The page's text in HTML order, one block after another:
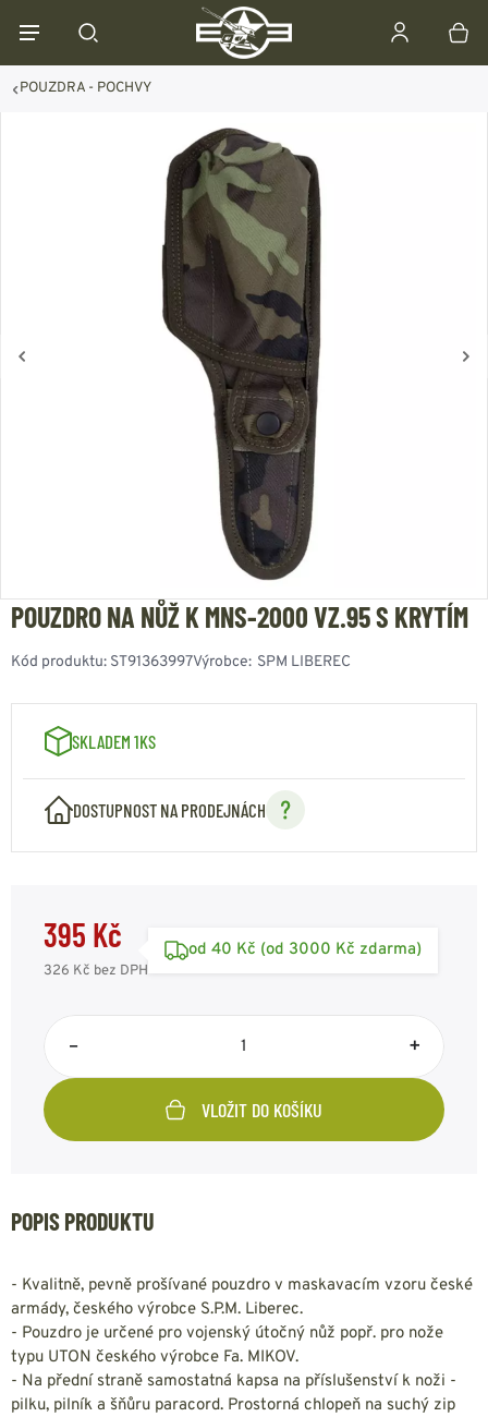
POUZDRA - POCHVY
POUZDRO NA NŮŽ K MNS-2000 VZ.95 S KRYTÍM
Kód produktu: ST91363997Výrobce: SPM LIBEREC
SKLADEM 1KS
DOSTUPNOST NA PRODEJNÁCH
395 Kč
326 Kč bez DPH
od 40 Kč (od 3000 Kč zdarma)
– +
VLOŽIT DO KOŠÍKU
POPIS PRODUKTU
- Kvalitně, pevně prošívané pouzdro v maskavacím vzoru české
armády, českého výrobce S.P.M. Liberec.
- Pouzdro je určené pro vojenský útočný nůž popř. pro nože
typu UTON českého výrobce Fa. MIKOV.
- Na přední straně samostatná kapsa na příslušenství k noži -
pilku, pilník a šňůru paracord. Prostorná chlopeň na suchý zip